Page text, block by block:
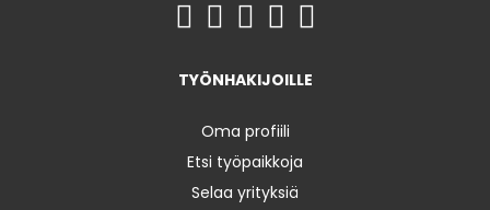
TYÖNHAKIJOILLE
Oma profiili
Etsi työpaikkoja
Selaa yrityksiä